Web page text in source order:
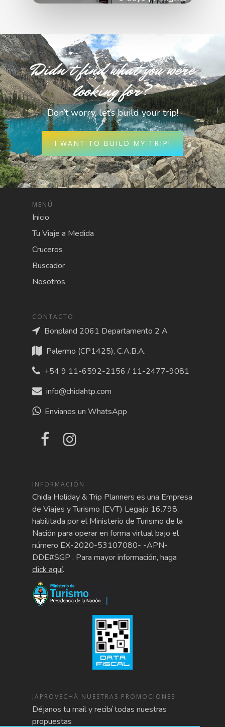
Didn’t find what you were
looking for?
Don’t worry, let’s build your trip!
I WANT TO BUILD MY TRIP!
MENÚ
Inicio
Tu Viaje a Medida
Cruceros
Buscador
Nosotros
CONTACTO
Bonpland 2061 Departamento 2 A
Palermo (CP1425), C.A.B.A.
+54 9 11-6592-2156 / 11-2477-9081
info@chidahtp.com
Envianos un WhatsApp
INFORMACIÓN
Chida Holiday & Trip Planners es una Empresa
de Viajes y Turismo (EVT) Legajo 16.798,
habilitada por el Ministerio de Turismo de la
Nación para operar en forma virtual bajo el
número EX-2020-53107080- -APN-
DDE#SGP . Para mayor información, haga
click aquí.
¡APROVECHÁ NUESTRAS PROMOCIONES!
Déjanos tu mail y recibí todas nuestras
propuestas